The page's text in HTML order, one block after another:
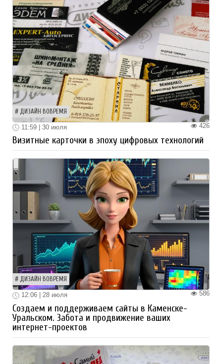
ДИЗАЙН ВОВРЕМЯ
426
11:59 | 30 июля
Визитные карточки в эпоху цифровых технологий
ДИЗАЙН ВОВРЕМЯ
586
12:06 | 28 июля
Создаем и поддерживаем сайты в Каменске-
Уральском. Забота и продвижение ваших
интернет-проектов